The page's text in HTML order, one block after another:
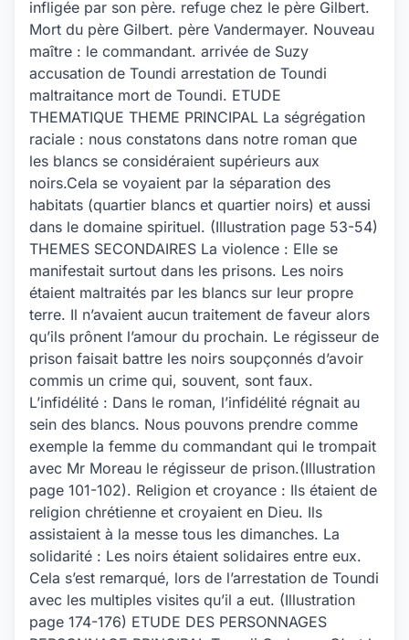
infligée par son père. refuge chez le père Gilbert.
Mort du père Gilbert. père Vandermayer. Nouveau
maître : le commandant. arrivée de Suzy
accusation de Toundi arrestation de Toundi
maltraitance mort de Toundi. ETUDE
THEMATIQUE THEME PRINCIPAL La ségrégation
raciale : nous constatons dans notre roman que
les blancs se considéraient supérieurs aux
noirs.Cela se voyaient par la séparation des
habitats (quartier blancs et quartier noirs) et aussi
dans le domaine spirituel. (Illustration page 53-54)
THEMES SECONDAIRES La violence : Elle se
manifestait surtout dans les prisons. Les noirs
étaient maltraités par les blancs sur leur propre
terre. Il n’avaient aucun traitement de faveur alors
qu’ils prônent l’amour du prochain. Le régisseur de
prison faisait battre les noirs soupçonnés d’avoir
commis un crime qui, souvent, sont faux.
L’infidélité : Dans le roman, l’infidélité régnait au
sein des blancs. Nous pouvons prendre comme
exemple la femme du commandant qui le trompait
avec Mr Moreau le régisseur de prison.(Illustration
page 101-102). Religion et croyance : Ils étaient de
religion chrétienne et croyaient en Dieu. Ils
assistaient à la messe tous les dimanches. La
solidarité : Les noirs étaient solidaires entre eux.
Cela s’est remarqué, lors de l’arrestation de Toundi
avec les multiples visites qu’il a eut. (Illustration
page 174-176) ETUDE DES PERSONNAGES